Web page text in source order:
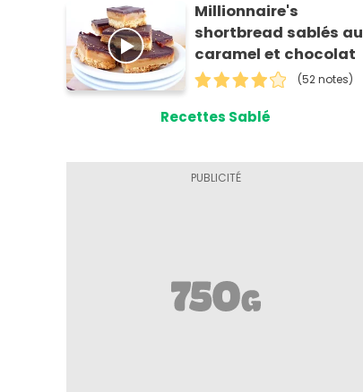
Millionnaire's
shortbread sablés au
caramel et chocolat
(52 notes)
Recettes Sablé